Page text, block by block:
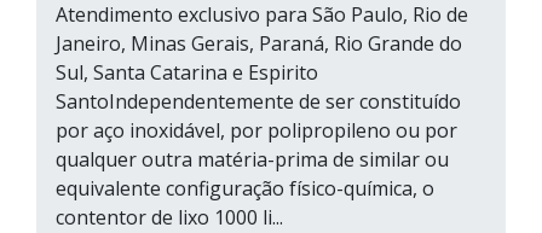
Atendimento exclusivo para São Paulo, Rio de
Janeiro, Minas Gerais, Paraná, Rio Grande do
Sul, Santa Catarina e Espirito
SantoIndependentemente de ser constituído
por aço inoxidável, por polipropileno ou por
qualquer outra matéria-prima de similar ou
equivalente configuração físico-química, o
contentor de lixo 1000 li...